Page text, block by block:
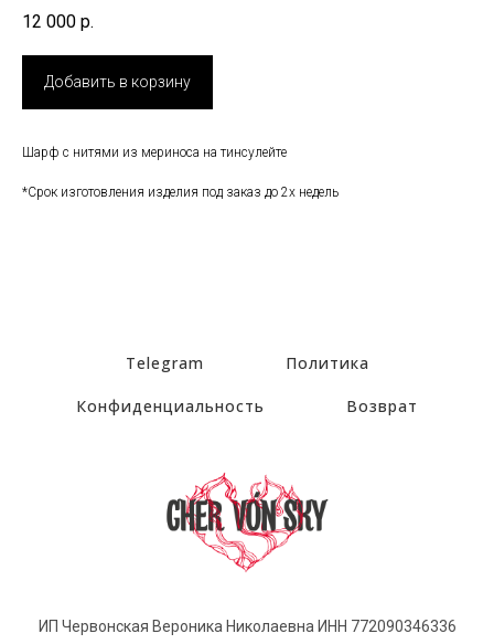
12 000 р.
Добавить в корзину
Шарф с нитями из мериноса на тинсулейте
*Срок изготовления изделия под заказ до 2х недель
Telegram Политика
Конфиденциальность Возврат
ИП Червонская Вероника Николаевна ИНН 772090346336